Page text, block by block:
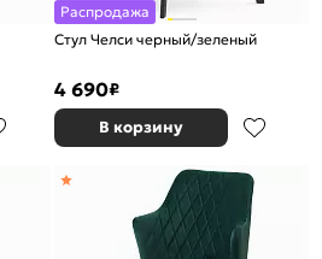
Распродажа
Стул Челси черный/зеленый
4 690₽
В корзину